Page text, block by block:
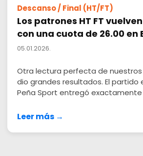
Descanso / Final (HT/FT)
Los patrones HT FT
con una cuota de 26.00 en
05.01.2026.
Otra lectura perfecta de nuestros
dio grandes resultados. El partido
Peña Sport entregó exactamente
Leer más →